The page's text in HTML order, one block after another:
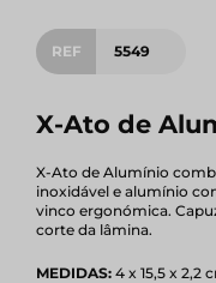
REF 5549
X-Ato de
X-Ato de Alumínio
inoxidável e alumínio
vinco ergonómica.
corte da lâmina.
MEDIDAS: 4 x 15,5 x 2,2